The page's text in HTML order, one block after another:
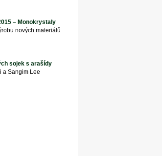
– Monokrystaly
nových materiálů
sojek s arašídy
a Sangim Lee